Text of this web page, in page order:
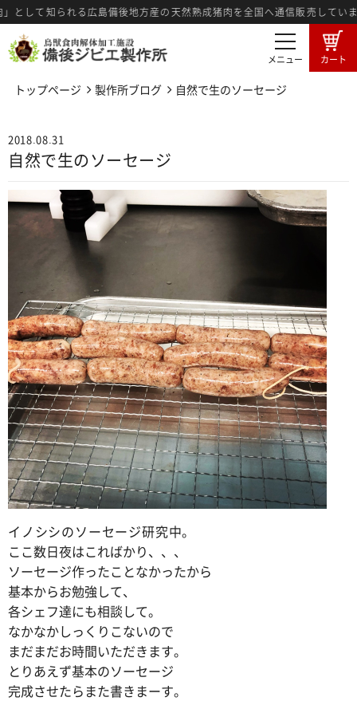
て知られる広島備後地方産の天然熟成猪肉を全国へ通信販売しています
メニュー カート
商品一覧 卸売希望者募集
卸売商品のご注文
広島備後地域のジビエ ジビエ料理紹介
ジビエ肉の食肉工程
メディア情報
特定商法取引に基づく表記 プライバシーポリシー
お問い合わせ ログイン
犬の無添加おやつ｜gibi∞one
トップページ 製作所ブログ 自然で生のソーセージ
2018.08.31
自然で生のソーセージ
イノシシのソーセージ研究中。
ここ数日夜はこればかり、、、
ソーセージ作ったことなかったから
基本からお勉強して、
各シェフ達にも相談して。
なかなかしっくりこないので
まだまだお時間いただきます。
とりあえず基本のソーセージ
完成させたらまた書きまーす。